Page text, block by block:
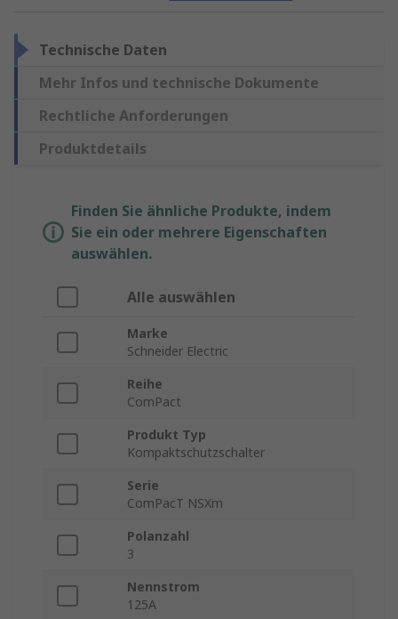
Technische Daten
Mehr Infos und technische Dokumente
Rechtliche Anforderungen
Produktdetails
Finden Sie ähnliche Produkte, indem
Sie ein oder mehrere Eigenschaften
auswählen.
Alle auswählen
Marke
Schneider Electric
Reihe
ComPact
Produkt Typ
Kompaktschutzschalter
Serie
ComPacT NSXm
Polanzahl
3
Nennstrom
125A